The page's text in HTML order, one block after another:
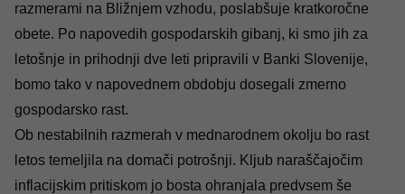
razmerami na Bližnjem vzhodu, poslabšuje kratkoročne
obete. Po napovedih gospodarskih gibanj, ki smo jih za
letošnje in prihodnji dve leti pripravili v Banki Slovenije,
bomo tako v napovednem obdobju dosegali zmerno
gospodarsko rast.
Ob nestabilnih razmerah v mednarodnem okolju bo rast
letos temeljila na domači potrošnji. Kljub naraščajočim
inflacijskim pritiskom jo bosta ohranjala predvsem še